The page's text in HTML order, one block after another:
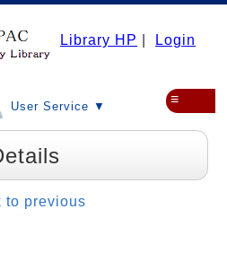
Library HP Login
User Service ▼ ≡
to previous